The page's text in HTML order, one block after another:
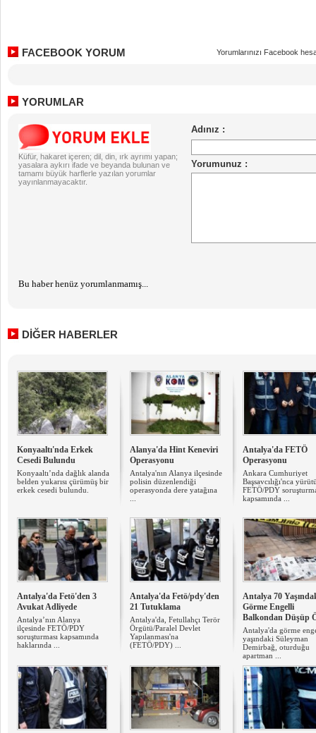
FACEBOOK YORUM Yorumlarınızı Facebook
YORUMLAR
Küfür, hakaret içeren; dil, din, ırk ayrımı yapan;
yasalara aykırı ifade ve beyanda bulunan ve
tamamı büyük harflerle yazılan yorumlar
yayınlanmayacaktır.
Bu haber henüz yorumlanmamış...
DİĞER HABERLER
Konyaaltı'nda Erkek
Cesedi Bulundu
Konyaaltı’nda dağlık alanda
belden yukarısı çürümüş bir
erkek cesedi bulundu.
Alanya'da Hint Keneviri
Operasyonu
Antalya'nın Alanya ilçesinde
polisin düzenlendiği
operasyonda dere yatağına
Antalya'da FETÖ
Operasyonu
Ankara Cumhuriyet
Başsavcılığı'nca
FETÖ/PDY
kapsamında ...
Antalya'da Fetö'den 3
Avukat Adliyede
Antalya’nın Alanya
ilçesinde FETÖ/PDY
soruşturması kapsamında
haklarında ...
Antalya'da Fetö/pdy'den
21 Tutuklama
Antalya'da, Fetullahçı Terör
Örgütü/Paralel Devlet
Yapılanması'na
(FETÖ/PDY) ...
Antalya 70
Görme Engelli
Balkondan Düşüp
Antalya'da görme
yaşındaki Süleyman
Demirbağ, oturduğu
apartman ...